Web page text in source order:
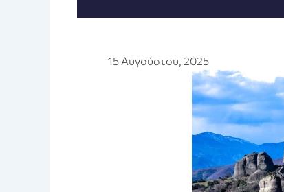
15 Αυγούστου, 2025